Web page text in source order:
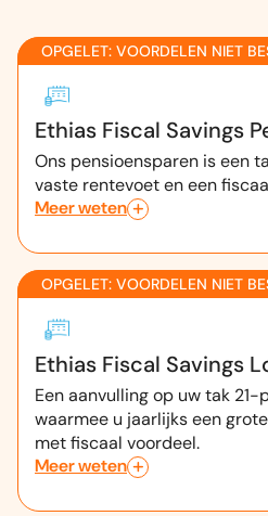
OPGELET: VOORDELEN NIET
Ethias Fiscal Savings
Ons pensioensparen is een
vaste rentevoet en een
Meer weten
OPGELET: VOORDELEN NIET
Ethias Fiscal Savings
Een aanvulling op uw tak 21-
waarmee u jaarlijks een
met fiscaal voordeel.
Meer weten